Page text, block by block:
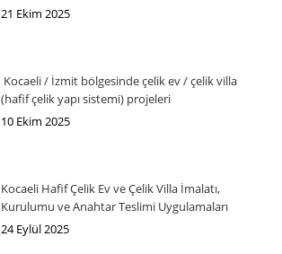
21 Ekim 2025
Kocaeli / İzmit bölgesinde çelik ev / çelik villa
(hafif çelik yapı sistemi) projeleri
10 Ekim 2025
Kocaeli Hafif Çelik Ev ve Çelik Villa İmalatı,
Kurulumu ve Anahtar Teslimi Uygulamaları
24 Eylül 2025